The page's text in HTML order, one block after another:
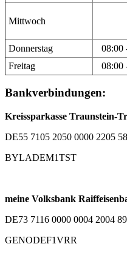
Mittwoch
Donnerstag 08:00
Freitag
08:00
Bankverbindungen:
Kreissparkasse Traunstein-
DE55 7105 2050 0000 2205 58
BYLADEM1TST
meine Volksbank
DE73 7116 0000 0004 2004 89
GENODEF1VRR